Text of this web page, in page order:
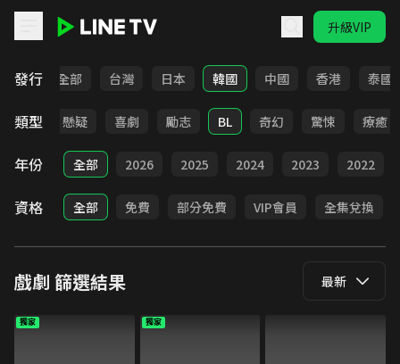
升級VIP
發行 全部 台灣 日本 韓國 中國 香港 泰國
類型
甜寵 懸疑 喜劇 勵志 BL 奇幻 驚悚 療癒
年份 全部 2026 2025 2024 2023 2022
資格 全部 免費 部分免費 VIP會員 全集兌換
戲劇 篩選結果 最新
獨家 獨家